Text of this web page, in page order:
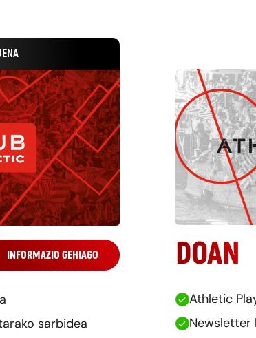
INFORMAZIO GEHIAGO
sarbidea
DOAN
Athletic
Newsletter